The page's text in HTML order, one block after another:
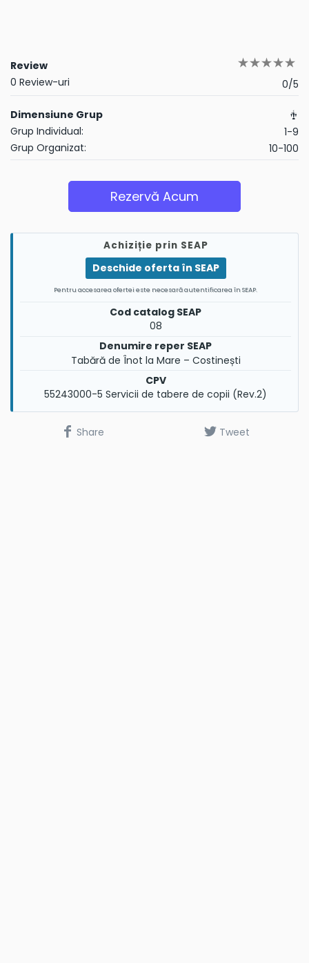
Review
0 Review-uri
0/5
Dimensiune Grup
Grup Individual:
Grup Organizat:
1-9
10-100
Rezervă Acum
Achiziție prin SEAP
Deschide oferta în SEAP
Pentru accesarea ofertei este necesară autentificarea în SEAP.
Cod catalog SEAP
08
Denumire reper SEAP
Tabără de Înot la Mare – Costinești
CPV
55243000-5 Servicii de tabere de copii (Rev.2)
Share Tweet